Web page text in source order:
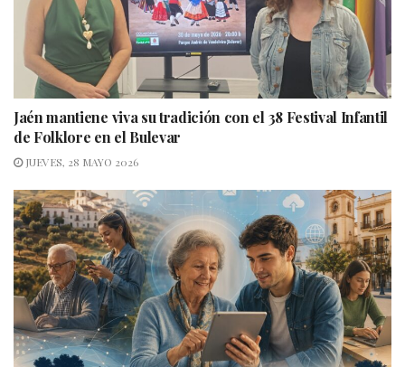
Jaén mantiene viva su tradición con el 38 Festival Infantil
de Folklore en el Bulevar
JUEVES, 28 MAYO 2026